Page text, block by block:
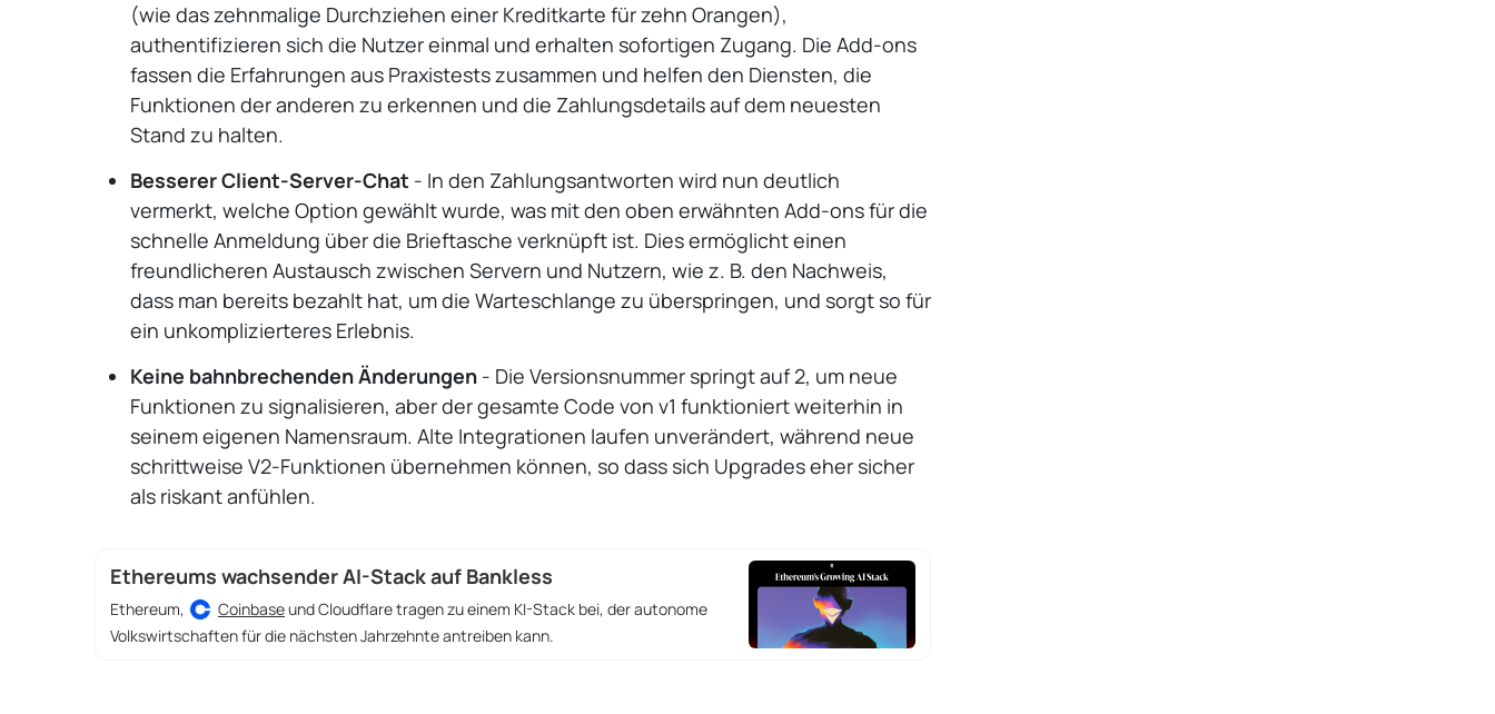
(wie das zehnmalige Durchziehen einer Kreditkarte für zehn Orangen),
authentifizieren sich die Nutzer einmal und erhalten sofortigen Zugang. Die Add-ons
fassen die Erfahrungen aus Praxistests zusammen und helfen den Diensten, die
Funktionen der anderen zu erkennen und die Zahlungsdetails auf dem neuesten
Stand zu halten.
Besserer Client-Server-Chat - In den Zahlungsantworten wird nun deutlich
vermerkt, welche Option gewählt wurde, was mit den oben erwähnten Add-ons für die
schnelle Anmeldung über die Brieftasche verknüpft ist. Dies ermöglicht einen
freundlicheren Austausch zwischen Servern und Nutzern, wie z. B. den Nachweis,
dass man bereits bezahlt hat, um die Warteschlange zu überspringen, und sorgt so für
ein unkomplizierteres Erlebnis.
Keine bahnbrechenden Änderungen- Die Versionsnummer springt auf 2, um neue
Funktionen zu signalisieren, aber der gesamte Code von v1 funktioniert weiterhin in
seinem eigenen Namensraum. Alte Integrationen laufen unverändert, während neue
schrittweise V2-Funktionen übernehmen können, so dass sich Upgrades eher sicher
als riskant anfühlen.
Ethereums wachsender AI-Stack auf Bankless
Ethereum, Coinbaseund Cloudflare tragen zu einem KI-Stack bei, der autonome
Volkswirtschaften für die nächsten Jahrzehnte antreiben kann.